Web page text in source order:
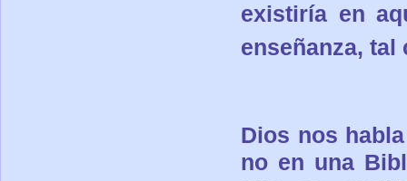
existiría en
enseñanza,
Dios nos
no en una